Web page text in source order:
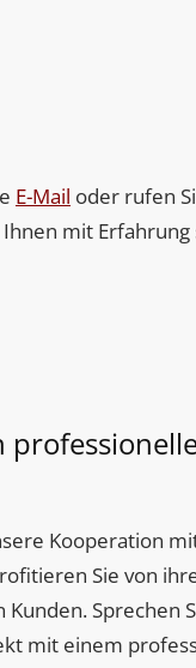
E-Mail oder rufen
mit
Kooperation
Sie von
Sprechen
mit einem